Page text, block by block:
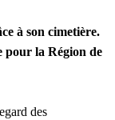
à son cimetière.
pour la Région de
des